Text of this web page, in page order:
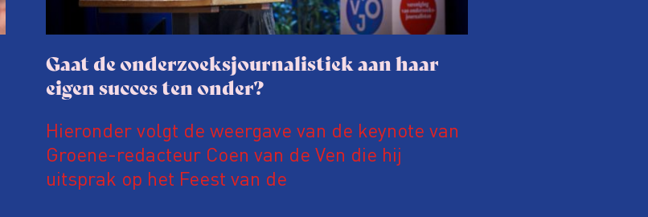
Gaat de onderzoeksjournalistiek aan haar
eigen succes ten onder?
Hieronder volgt de weergave van de keynote van
Groene-redacteur Coen van de Ven die hij
uitsprak op het Feest van de